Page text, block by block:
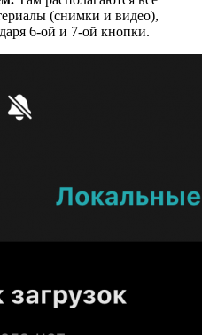
(снимки и видео),
6-ой и 7-ой кнопки.